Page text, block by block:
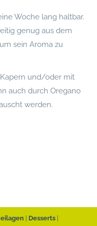
Woche lang haltbar.
genug aus dem
sein Aroma zu
und/oder mit
auch durch Oregano
werden.
Desserts